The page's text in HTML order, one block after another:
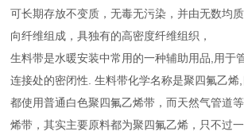
可长期存放不变质，无毒无污染，并由无数均
向纤维组成，具独有的高密度纤维组织，
生料带是水暖安装中常用的一种辅助用品,用于
连接处的密闭性. 生料带化学名称是聚四氟乙烯
都使用普通白色聚四氟乙烯带，而天然气管道
烯带，其实主要原料都为聚四氟乙烯，只不过